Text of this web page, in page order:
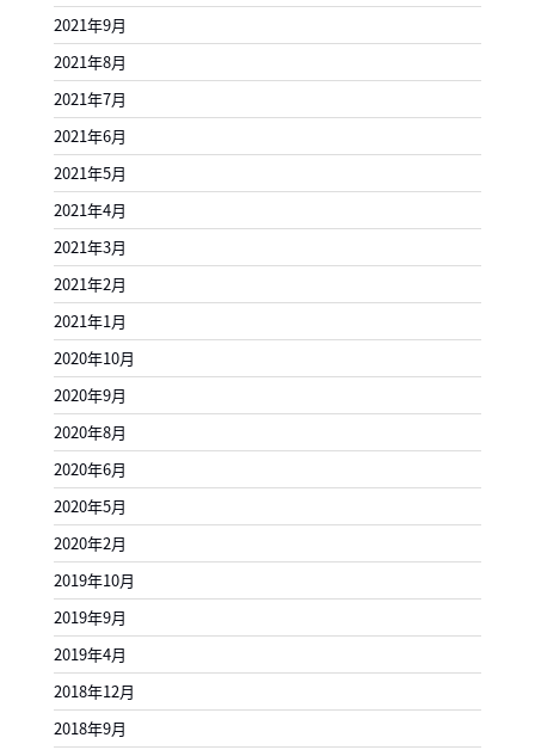
2021年9月
2021年8月
2021年7月
2021年6月
2021年5月
2021年4月
2021年3月
2021年2月
2021年1月
2020年10月
2020年9月
2020年8月
2020年6月
2020年5月
2020年2月
2019年10月
2019年9月
2019年4月
2018年12月
2018年9月